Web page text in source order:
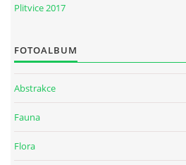
Plitvice 2017
FOTOALBUM
Abstrakce
Fauna
Flora